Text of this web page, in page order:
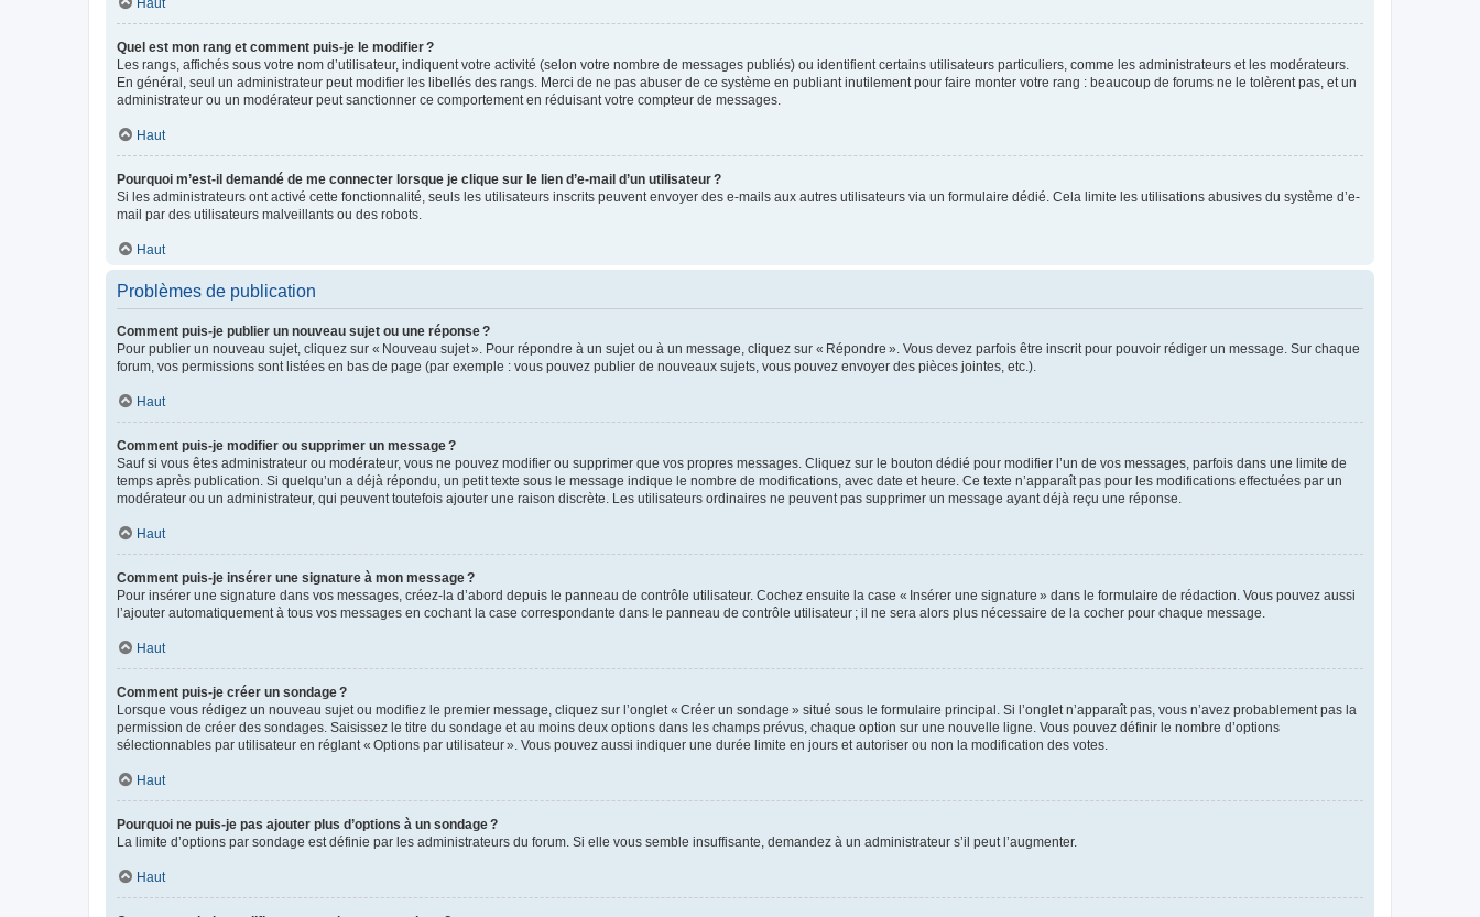
Quel est mon rang et comment puis-je le modifier ?
Les rangs, affichés sous votre nom d’utilisateur, indiquent votre activité (selon votre nombre de messages publiés) ou identifient certains utilisateurs particuliers, comme les administrateurs et les modérateurs.
En général, seul un administrateur peut modifier les libellés des rangs. Merci de ne pas abuser de ce système en publiant inutilement pour faire monter votre rang : beaucoup de forums ne le tolèrent pas, et un
administrateur ou un modérateur peut sanctionner ce comportement en réduisant votre compteur de messages.
Haut
Pourquoi m’est-il demandé de me connecter lorsque je clique sur le lien d’e-mail d’un utilisateur ?
Si les administrateurs ont activé cette fonctionnalité, seuls les utilisateurs inscrits peuvent envoyer des e-mails aux autres utilisateurs via un formulaire dédié. Cela limite les utilisations abusives du système d’e-
mail par des utilisateurs malveillants ou des robots.
Haut
Problèmes de publication
Comment puis-je publier un nouveau sujet ou une réponse ?
Pour publier un nouveau sujet, cliquez sur « Nouveau sujet ». Pour répondre à un sujet ou à un message, cliquez sur « Répondre ». Vous devez parfois être inscrit pour pouvoir rédiger un message. Sur chaque
forum, vos permissions sont listées en bas de page (par exemple : vous pouvez publier de nouveaux sujets, vous pouvez envoyer des pièces jointes, etc.).
Haut
Comment puis-je modifier ou supprimer un message ?
Sauf si vous êtes administrateur ou modérateur, vous ne pouvez modifier ou supprimer que vos propres messages. Cliquez sur le bouton dédié pour modifier l’un de vos messages, parfois dans une limite de
temps après publication. Si quelqu’un a déjà répondu, un petit texte sous le message indique le nombre de modifications, avec date et heure. Ce texte n’apparaît pas pour les modifications effectuées par un
modérateur ou un administrateur, qui peuvent toutefois ajouter une raison discrète. Les utilisateurs ordinaires ne peuvent pas supprimer un message ayant déjà reçu une réponse.
Haut
Comment puis-je insérer une signature à mon message ?
Pour insérer une signature dans vos messages, créez-la d’abord depuis le panneau de contrôle utilisateur. Cochez ensuite la case « Insérer une signature » dans le formulaire de rédaction. Vous pouvez aussi
l’ajouter automatiquement à tous vos messages en cochant la case correspondante dans le panneau de contrôle utilisateur ; il ne sera alors plus nécessaire de la cocher pour chaque message.
Haut
Comment puis-je créer un sondage ?
Lorsque vous rédigez un nouveau sujet ou modifiez le premier message, cliquez sur l’onglet « Créer un sondage » situé sous le formulaire principal. Si l’onglet n’apparaît pas, vous n’avez probablement pas la
permission de créer des sondages. Saisissez le titre du sondage et au moins deux options dans les champs prévus, chaque option sur une nouvelle ligne. Vous pouvez définir le nombre d’options
sélectionnables par utilisateur en réglant « Options par utilisateur ». Vous pouvez aussi indiquer une durée limite en jours et autoriser ou non la modification des votes.
Haut
Pourquoi ne puis-je pas ajouter plus d’options à un sondage ?
La limite d’options par sondage est définie par les administrateurs du forum. Si elle vous semble insuffisante, demandez à un administrateur s’il peut l’augmenter.
Haut